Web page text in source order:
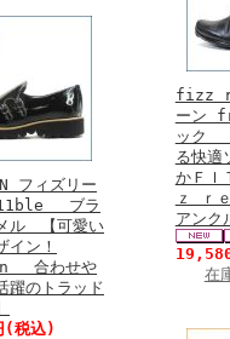
フィズリー
ブラ
ル 【可愛い
イン！
合わせや
躍のトラッド
(税込)
fizz
ーン
ック
る快適
かＦＩ
ｚ ｒ
アンク
在